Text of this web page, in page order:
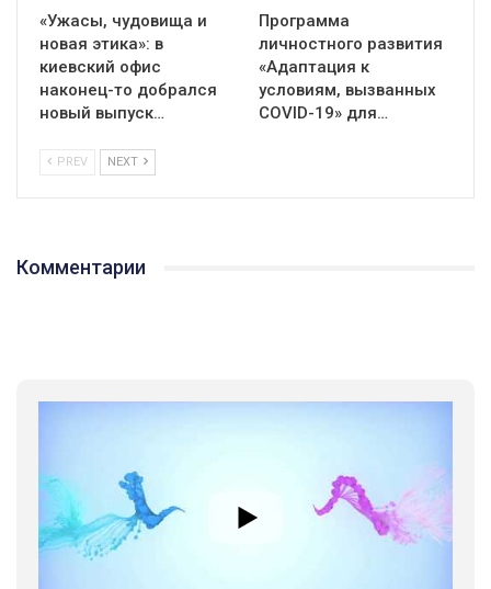
«Ужасы, чудовища и
новая этика»: в
киевский офис
наконец-то добрался
новый выпуск…
Программа
личностного развития
«Адаптация к
условиям, вызванных
СOVID-19» для…
PREV NEXT
Комментарии